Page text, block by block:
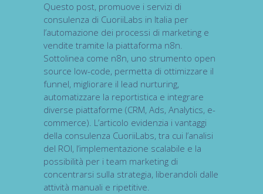
Questo post, promuove i servizi di
consulenza di CuoriiLabs in Italia per
l’automazione dei processi di marketing e
vendite tramite la piattaforma n8n.
Sottolinea come n8n, uno strumento open
source low-code, permetta di ottimizzare il
funnel, migliorare il lead nurturing,
automatizzare la reportistica e integrare
diverse piattaforme (CRM, Ads, Analytics, e-
commerce). L’articolo evidenzia i vantaggi
della consulenza CuoriiLabs, tra cui l’analisi
del ROI, l’implementazione scalabile e la
possibilità per i team marketing di
concentrarsi sulla strategia, liberandoli dalle
attività manuali e ripetitive.